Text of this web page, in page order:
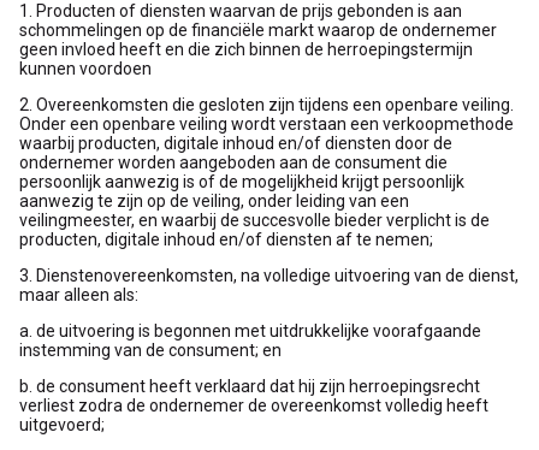
1. Producten of diensten waarvan de prijs gebonden is aan
schommelingen op de financiële markt waarop de ondernemer
geen invloed heeft en die zich binnen de herroepingstermijn
kunnen voordoen
2. Overeenkomsten die gesloten zijn tijdens een openbare veiling.
Onder een openbare veiling wordt verstaan een verkoopmethode
waarbij producten, digitale inhoud en/of diensten door de
ondernemer worden aangeboden aan de consument die
persoonlijk aanwezig is of de mogelijkheid krijgt persoonlijk
aanwezig te zijn op de veiling, onder leiding van een
veilingmeester, en waarbij de succesvolle bieder verplicht is de
producten, digitale inhoud en/of diensten af te nemen;
3. Dienstenovereenkomsten, na volledige uitvoering van de dienst,
maar alleen als:
a. de uitvoering is begonnen met uitdrukkelijke voorafgaande
instemming van de consument; en
b. de consument heeft verklaard dat hij zijn herroepingsrecht
verliest zodra de ondernemer de overeenkomst volledig heeft
uitgevoerd;